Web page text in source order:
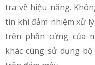
tra về hiệu năng.
tin khi đảm nhiệm xử
trên phần cứng của
khác cùng sử dụng